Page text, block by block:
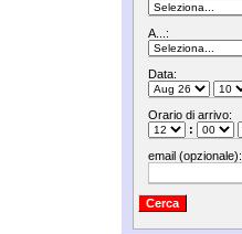
A...:
Data:
Orario di arrivo:
:
email (opzionale):